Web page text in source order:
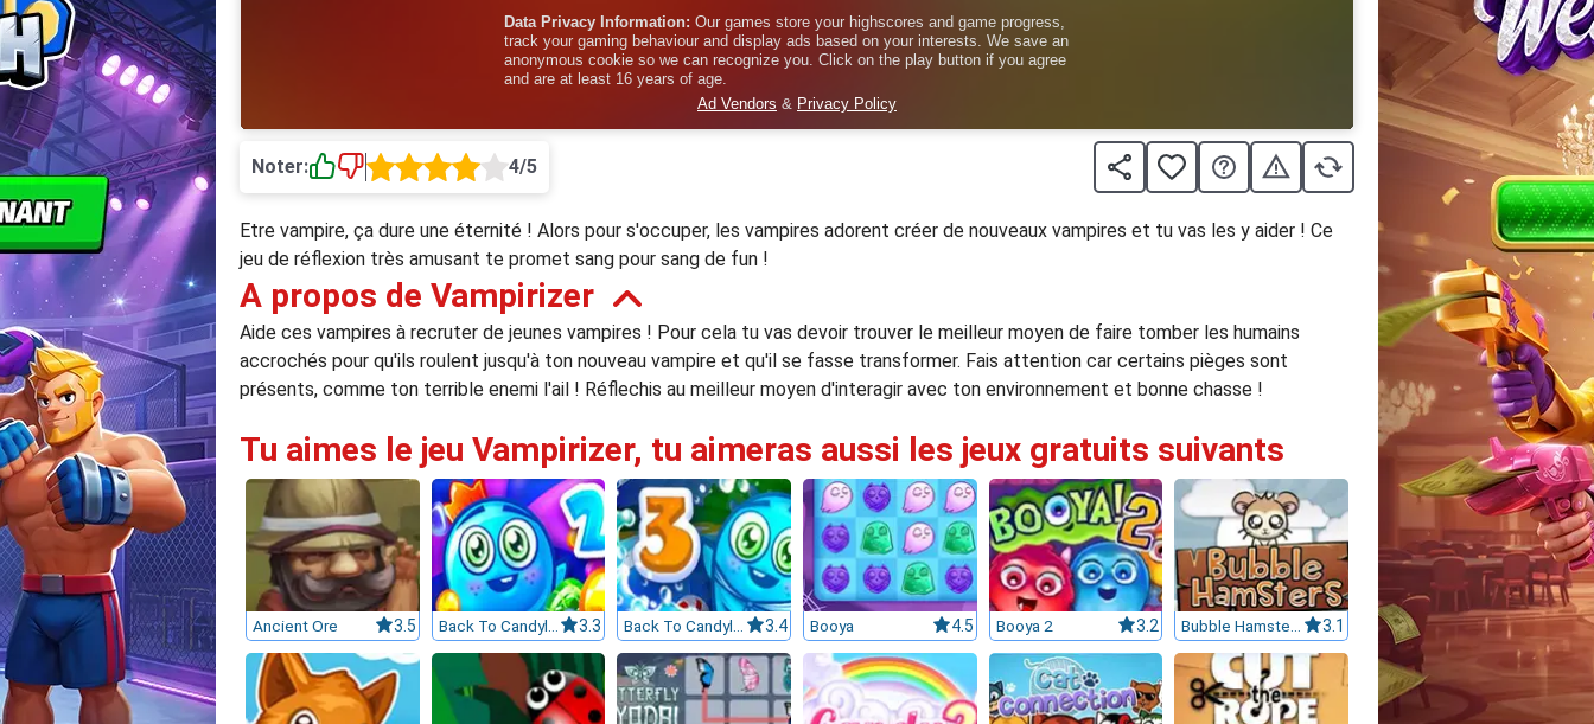
Noter: 4/5
Etre vampire, ça dure une éternité ! Alors pour s'occuper, les vampires adorent créer de nouveaux vampires et tu vas les y aider ! Ce
jeu de réflexion très amusant te promet sang pour sang de fun !
A propos de Vampirizer
Aide ces vampires à recruter de jeunes vampires ! Pour cela tu vas devoir trouver le meilleur moyen de faire tomber les humains
accrochés pour qu'ils roulent jusqu'à ton nouveau vampire et qu'il se fasse transformer. Fais attention car certains pièges sont
présents, comme ton terrible enemi l'ail ! Réflechis au meilleur moyen d'interagir avec ton environnement et bonne chasse !
Tu aimes le jeu Vampirizer, tu aimeras aussi les jeux gratuits suivants
Ancient Ore 3.5 Back To Candyland 2 3.3 Back To Candyland Episode 3 3.4 Booya 4.5 Booya 2 3.2 Bubble Hamsters 3.1